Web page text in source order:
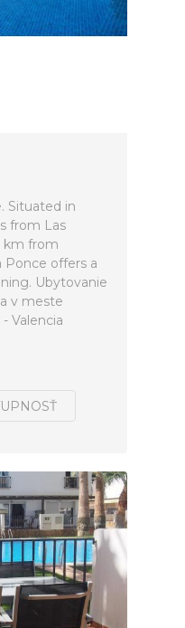
Situated in
from Las
km from
Ponce offers a
Ubytovanie
v meste
Valencia